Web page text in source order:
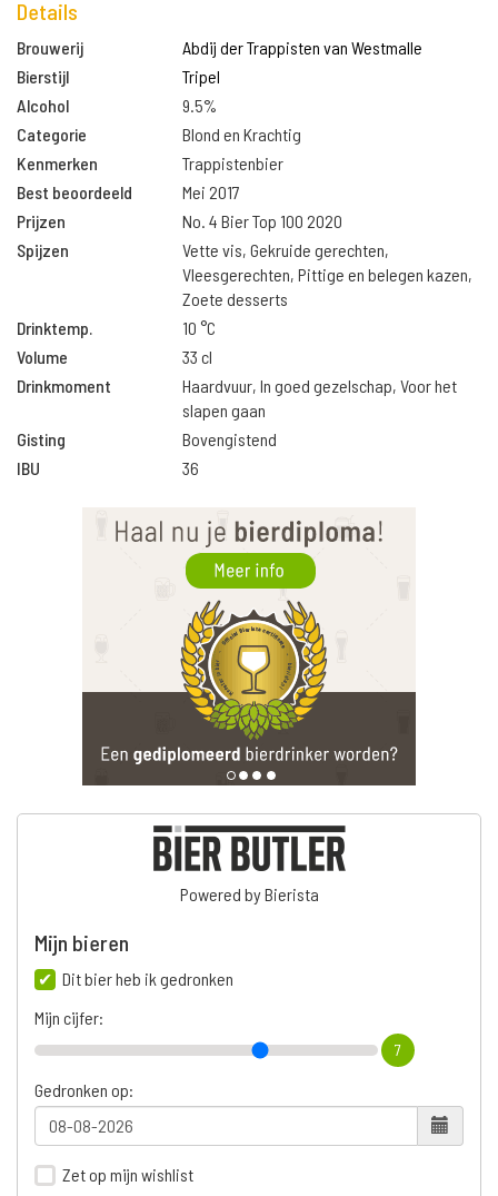
Details
Brouwerij
Abdij der Trappisten van Westmalle
Bierstijl
Tripel
Alcohol
9.5%
Categorie
Blond en Krachtig
Kenmerken
Trappistenbier
Best beoordeeld
Mei 2017
Prijzen
No. 4 Bier Top 100 2020
Spijzen
Vette vis, Gekruide gerechten,
Vleesgerechten, Pittige en belegen kazen,
Zoete desserts
Drinktemp.
10 °C
Volume
33 cl
Drinkmoment
Haardvuur, In goed gezelschap, Voor het
slapen gaan
Gisting
Bovengistend
IBU
36
Powered by Bierista
Mijn bieren
Dit bier heb ik gedronken
Mijn cijfer:
7
Gedronken op:
Zet op mijn wishlist